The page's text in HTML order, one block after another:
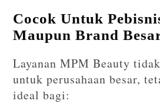
Cocok Untuk
Maupun Brand
Layanan MPM Beauty
untuk perusahaan besar,
ideal bagi: